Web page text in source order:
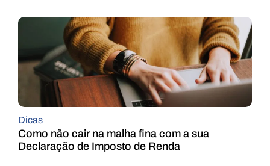
Dicas
Como não cair na malha fina com a sua
Declaração de Imposto de Renda